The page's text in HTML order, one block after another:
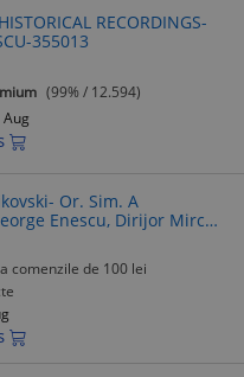
RECORDINGS-
355013
(99% / 12.594)
Or. Sim. A
Enescu, Dirijor Mircea
Nr. 6 Patetica
ECE 0735
comenzile de 100 lei